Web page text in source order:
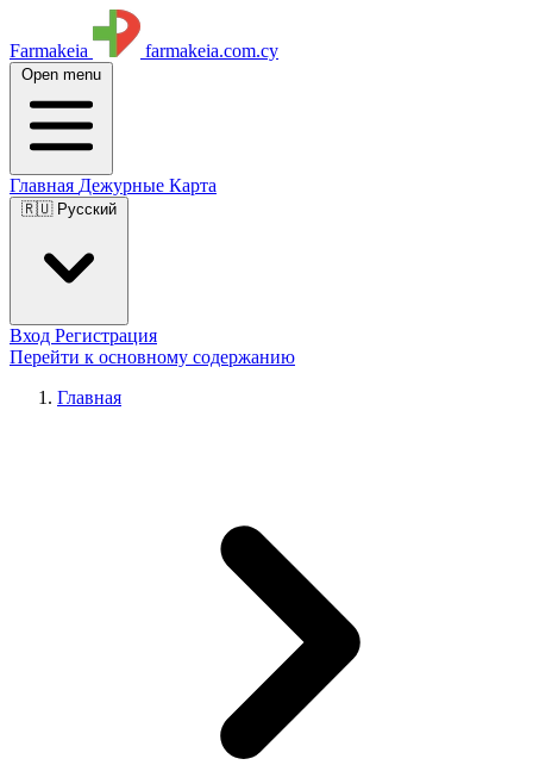
Farmakeia farmakeia.com.cy
Open menu
Главная Дежурные Карта
🇷🇺 Русский
Вход Регистрация
Перейти к основному содержанию
Главная